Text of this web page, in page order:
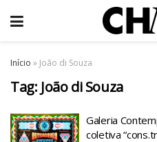
Início » João di Souza
Tag: João di Souza
Galeria
coletiva